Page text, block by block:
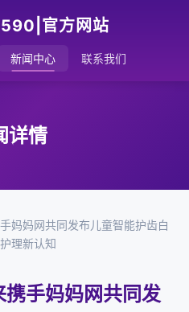
官方网站
新闻中心 联系我们
详情
妈妈网共同发布儿童智能护齿白
理新认知
手妈妈网共同发